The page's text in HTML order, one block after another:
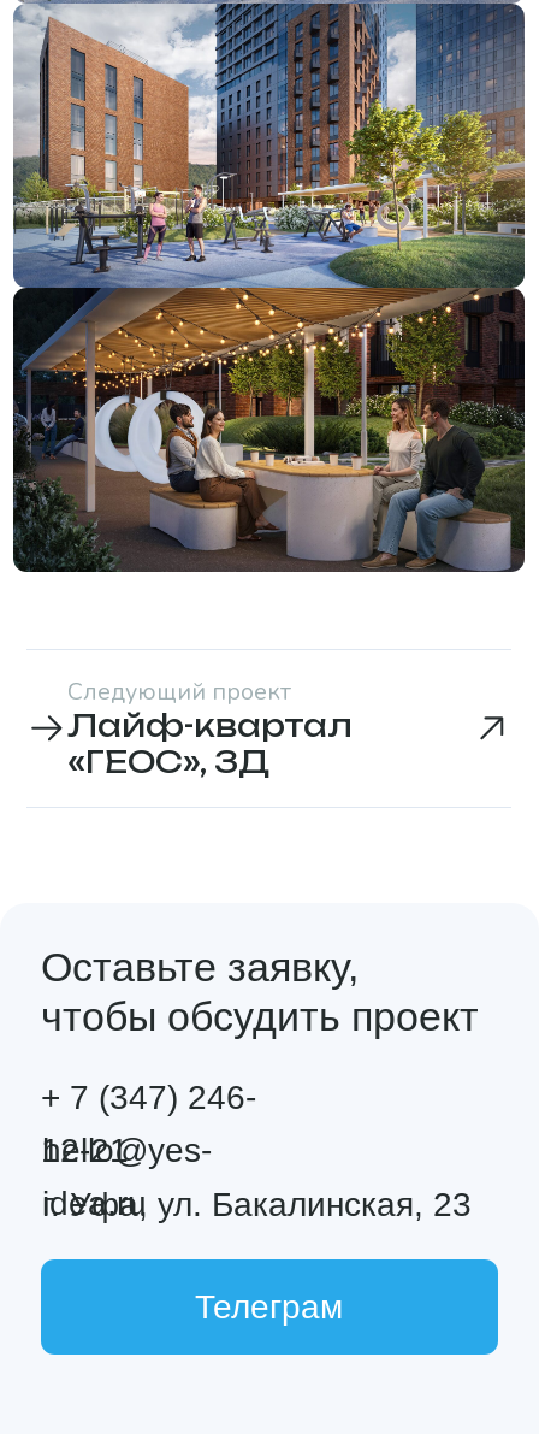
+7
В чем заключается задача? В какие сроки?
Пару слов о компании
соглашаетесь с